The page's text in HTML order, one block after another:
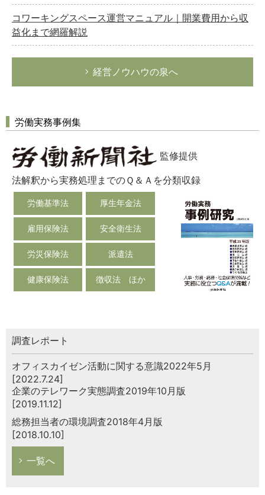
コワーキングスペース運営マニュアル｜開業費用から収
益化まで網羅解説
経営ノウハウの泉へ
労働実務事例集
監修提供
法解釈から実務処理までのＱ＆Ａを分類収録
労働基準法 厚生年金法
雇用保険法 安全衛生法
労災保険法 派遣法
健康保険法 徴収法 ほか
調査レポート
オフィスカイゼン活動に関する意識2022年5月
[2022.7.24]
企業のテレワーク実態調査2019年10月版
[2019.11.12]
総務担当者の環境調査2018年4月版
[2018.10.10]
一覧へ